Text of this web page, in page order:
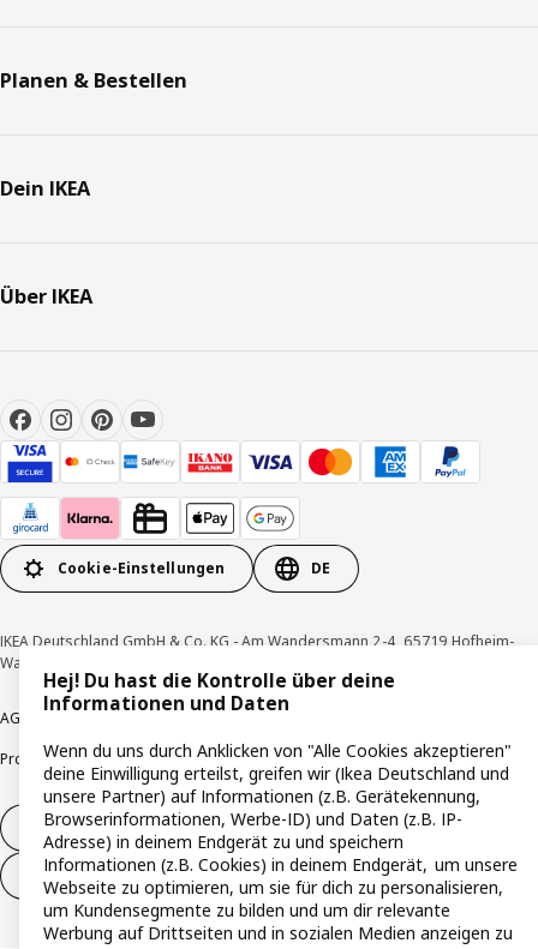
Planen & Bestellen
Dein IKEA
Über IKEA
Cookie-Einstellungen DE
IKEA Deutschland GmbH & Co. KG - Am Wandersmann 2-4, 65719 Hofheim-
Wallau © Inter IKEA Systems B.V. 1999-2026
AGB
Produktrückrufe Responsible Disclosure Vertrauensstelle
Vertrag widerrufen
Vertrag widerrufen (Services & Leistungen)
Hej! Du hast die Kontrolle über deine
Informationen und Daten
Wenn du uns durch Anklicken von "Alle Cookies akzeptieren"
deine Einwilligung erteilst, greifen wir (Ikea Deutschland und
unsere Partner) auf Informationen (z.B. Gerätekennung,
Browserinformationen, Werbe-ID) und Daten (z.B. IP-
Adresse) in deinem Endgerät zu und speichern
Informationen (z.B. Cookies) in deinem Endgerät, um unsere
Webseite zu optimieren, um sie für dich zu personalisieren,
um Kundensegmente zu bilden und um dir relevante
Werbung auf Drittseiten und in sozialen Medien anzeigen zu